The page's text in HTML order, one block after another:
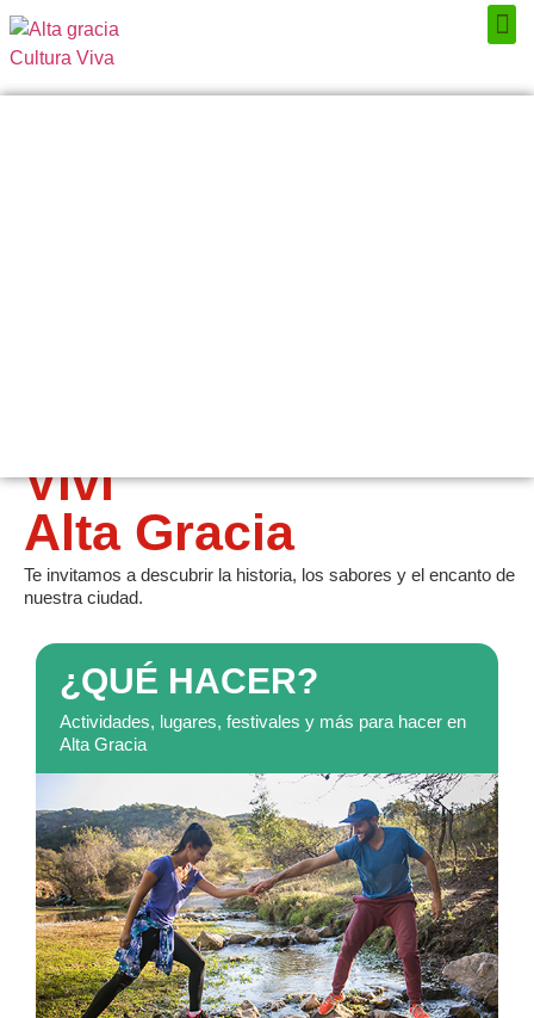
Viví
Alta Gracia
Te invitamos a descubrir la historia, los sabores y el encanto de
nuestra ciudad.
¿QUÉ HACER?
Actividades, lugares, festivales y más para hacer en
Alta Gracia